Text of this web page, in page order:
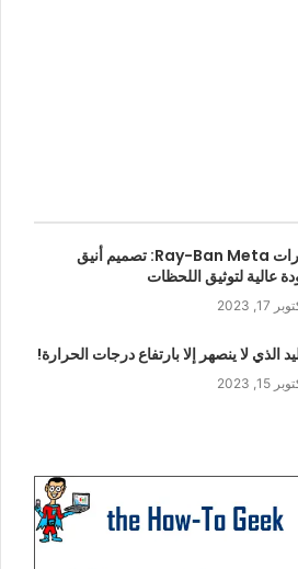
نظارات Ray-Ban Meta: تصميم أنيق
عالية لتوثيق اللحظات
17, 2023
الذي لا ينصهر إلا بارتفاع درجات الحرارة!
15, 2023